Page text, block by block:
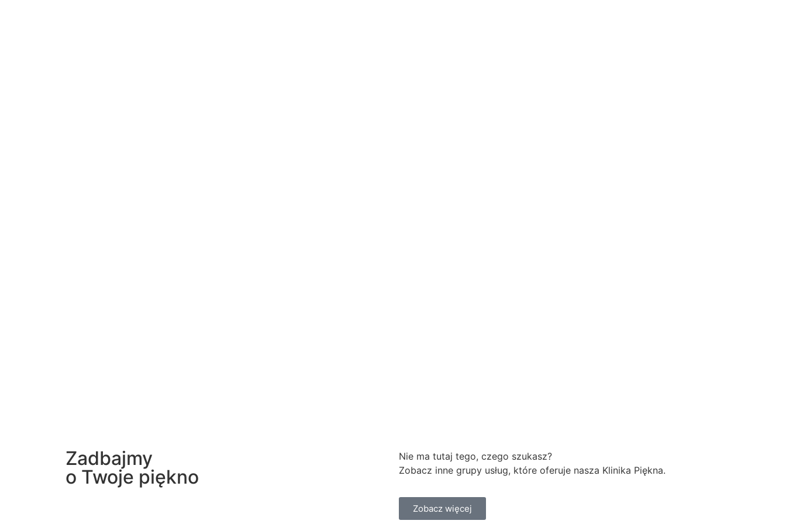
Zadbajmy
o Twoje piękno
Nie ma tutaj tego, czego szukasz?
Zobacz inne grupy usług, które oferuje nasza Klinika Piękna.
Zobacz więcej